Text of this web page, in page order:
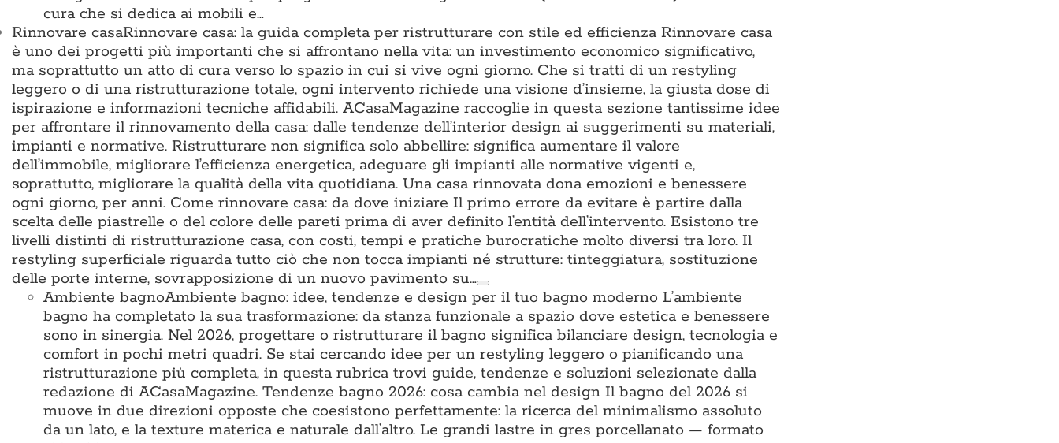
cura che si dedica ai mobili e…
Rinnovare casaRinnovare casa: la guida completa per ristrutturare con stile ed efficienza Rinnovare casa
è uno dei progetti più importanti che si affrontano nella vita: un investimento economico significativo,
ma soprattutto un atto di cura verso lo spazio in cui si vive ogni giorno. Che si tratti di un restyling
leggero o di una ristrutturazione totale, ogni intervento richiede una visione d’insieme, la giusta dose di
ispirazione e informazioni tecniche affidabili. ACasaMagazine raccoglie in questa sezione tantissime idee
per affrontare il rinnovamento della casa: dalle tendenze dell’interior design ai suggerimenti su materiali,
impianti e normative. Ristrutturare non significa solo abbellire: significa aumentare il valore
dell’immobile, migliorare l’efficienza energetica, adeguare gli impianti alle normative vigenti e,
soprattutto, migliorare la qualità della vita quotidiana. Una casa rinnovata dona emozioni e benessere
ogni giorno, per anni. Come rinnovare casa: da dove iniziare Il primo errore da evitare è partire dalla
scelta delle piastrelle o del colore delle pareti prima di aver definito l’entità dell’intervento. Esistono tre
livelli distinti di ristrutturazione casa, con costi, tempi e pratiche burocratiche molto diversi tra loro. Il
restyling superficiale riguarda tutto ciò che non tocca impianti né strutture: tinteggiatura, sostituzione
delle porte interne, sovrapposizione di un nuovo pavimento su…
Ambiente bagnoAmbiente bagno: idee, tendenze e design per il tuo bagno moderno L’ambiente
bagno ha completato la sua trasformazione: da stanza funzionale a spazio dove estetica e benessere
sono in sinergia. Nel 2026, progettare o ristrutturare il bagno significa bilanciare design, tecnologia e
comfort in pochi metri quadri. Se stai cercando idee per un restyling leggero o pianificando una
ristrutturazione più completa, in questa rubrica trovi guide, tendenze e soluzioni selezionate dalla
redazione di ACasaMagazine. Tendenze bagno 2026: cosa cambia nel design Il bagno del 2026 si
muove in due direzioni opposte che coesistono perfettamente: la ricerca del minimalismo assoluto
da un lato, e la texture materica e naturale dall’altro. Le grandi lastre in gres porcellanato — formato